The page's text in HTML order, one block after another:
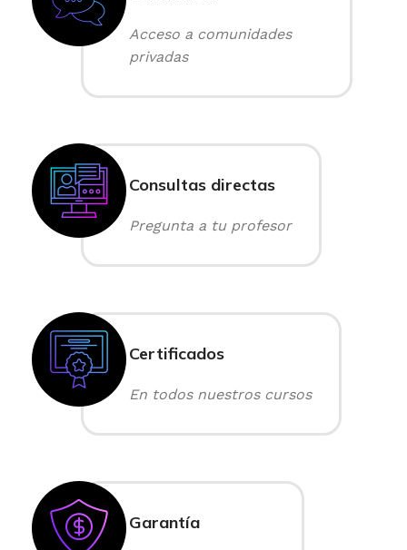
Acceso a comunidades
privadas
Consultas directas
Pregunta a tu profesor
Certificados
En todos nuestros cursos
Garantía